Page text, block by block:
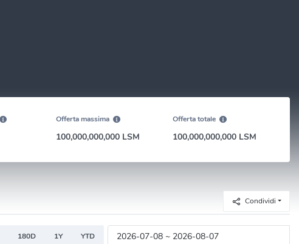
Offerta massima
100,000,000,000 LSM
Offerta totale
100,000,000,000 LSM
Condividi
180D 1Y YTD